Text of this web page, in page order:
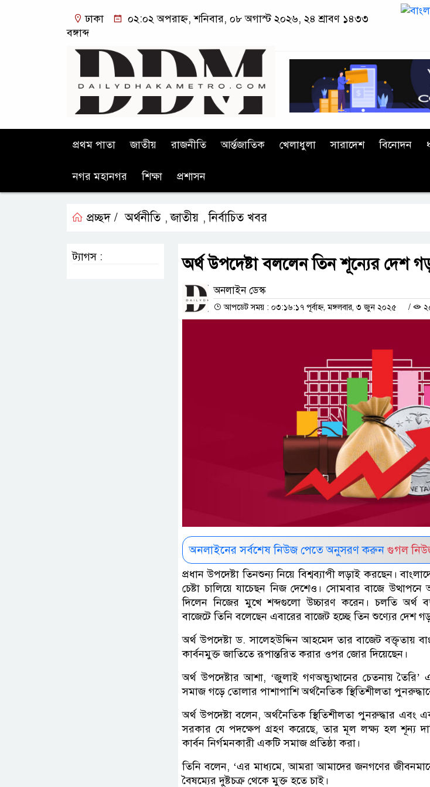
ঢাকা
০২:০২ অপরাহ্ন, শনিবার, ০৮ অগাস্ট ২০২৬, ২৪ শ্রাবণ ১৪৩৩
বঙ্গাব্দ
প্রথম পাতা জাতীয় রাজনীতি আর্ন্তজাতিক খেলাধুলা সারাদেশ বিনোদন
নগর মহানগর শিক্ষা প্রশাসন
প্রচ্ছদ / অর্থনীতি ,জাতীয় ,নির্বাচিত খবর
অর্থ উপদেষ্টা বললেন তিন শূন্যের দেশ
অনলাইন ডেস্ক
আপডেট সময় : ০৩:১৬:১৭ পূর্বাহ্ন, মঙ্গলবার, ৩ জুন ২০২৫ /
অনলাইনের সর্বশেষ নিউজ পেতে অনুসরণ করুন গুগল
প্রধান উপদেষ্টা তিনশুন্য নিয়ে বিশ্বব্যাপী লড়াই করছেন।
চেষ্টা চালিয়ে যাচেছন নিজ দেশেও। সোমবার বাজে উত্থাপনে
দিলেন নিজের মুখে শব্দগুলো উচ্চারণ করেন। চলতি অর্থ
বাজেটে তিনি বলেছেন এবারের বাজেট হচ্ছে তিন শুণ্যের দেশ
অর্থ উপদেষ্টা ড. সালেহউদ্দিন আহমেদ তার বাজেট বক্তৃতায়
কার্বনমুক্ত জাতিতে রূপান্তরিত করার ওপর জোর দিয়েছেন।
অর্থ উপদেষ্টার আশা, ‘জুলাই গণঅভ্যুত্থানের চেতনায়
সমাজ গড়ে তোলার পাশাপাশি অর্থনৈতিক স্থিতিশীলতা
অর্থ উপদেষ্টা বলেন, অর্থনৈতিক স্থিতিশীলতা পুনরুদ্ধার এবং
সরকার যে পদক্ষেপ গ্রহণ করেছে, তার মূল লক্ষ্য হল শূন্য
কার্বন নির্গমনকারী একটি সমাজ প্রতিষ্ঠা করা।
তিনি বলেন, ‘এর মাধ্যমে, আমরা আমাদের জনগণের
বৈষম্যের দুষ্টচক্র থেকে মুক্ত হতে চাই।
ট্যাগস :